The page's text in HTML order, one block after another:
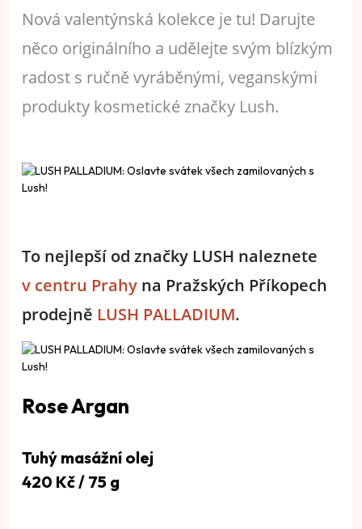
Nová valentýnská kolekce je tu! Darujte
něco originálního a udělejte svým blízkým
radost s ručně vyráběnými, veganskými
produkty kosmetické značky Lush.
To nejlepší od značky LUSH naleznete
v centru Prahy na Pražských Příkopech
prodejně LUSH PALLADIUM.
Rose Argan
Tuhý masážní olej
420 Kč / 75 g